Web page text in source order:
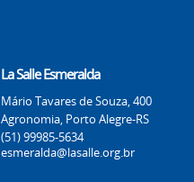
La Salle Esmeralda
Mário Tavares de Souza, 400
Agronomia, Porto Alegre-RS
(51) 99985-5634
esmeralda@lasalle.org.br